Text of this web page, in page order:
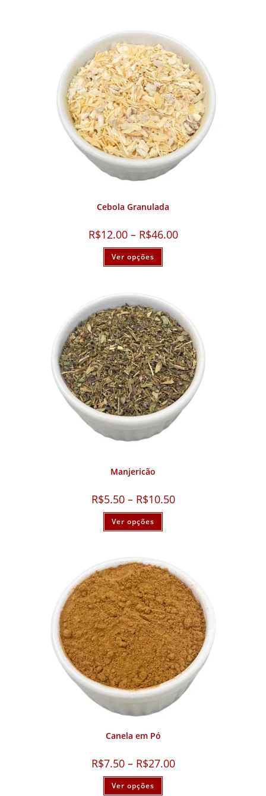
Cebola Granulada
R$12.00 – R$46.00
Ver opções
Manjericão
R$5.50 – R$10.50
Ver opções
Canela em Pó
R$7.50 – R$27.00
Ver opções